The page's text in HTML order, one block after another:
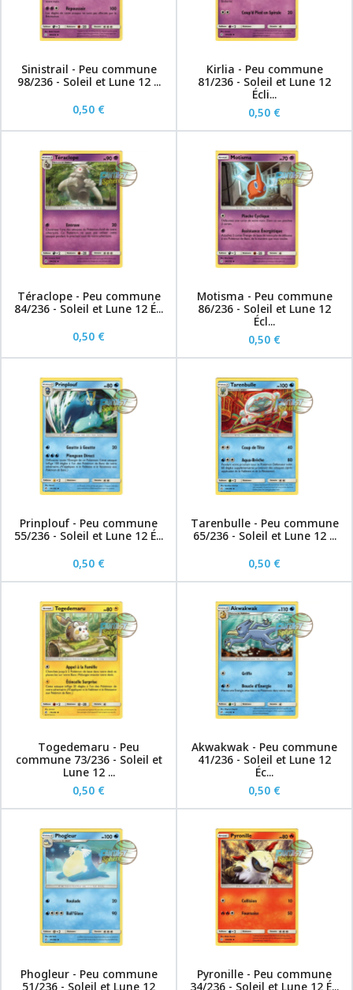
Sinistrail - Peu commune
98/236 - Soleil et Lune 12 ...
0,50 €
Kirlia - Peu commune
81/236 - Soleil et Lune 12
Écli...
0,50 €
Téraclope - Peu commune
84/236 - Soleil et Lune 12 É...
0,50 €
Motisma - Peu commune
86/236 - Soleil et Lune 12
Écl...
0,50 €
Prinplouf - Peu commune
55/236 - Soleil et Lune 12 É...
0,50 €
Tarenbulle - Peu commune
65/236 - Soleil et Lune 12 ...
0,50 €
Togedemaru - Peu
commune 73/236 - Soleil et
Lune 12 ...
0,50 €
Akwakwak - Peu commune
41/236 - Soleil et Lune 12
Éc...
0,50 €
Phogleur - Peu commune
51/236 - Soleil et Lune 12
Pyronille - Peu commune
34/236 - Soleil et Lune 12 É...